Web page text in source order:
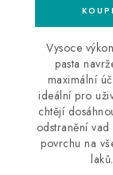
Vysoce
pasta
maximální
ideální pro
chtějí
odstranění
povrchu na
laků.